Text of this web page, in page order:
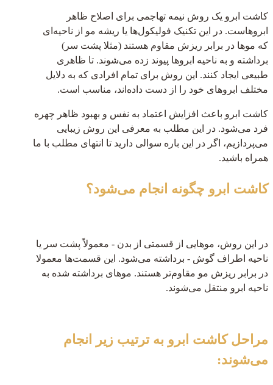
کاشت ابرو یک روش نیمه تهاجمی برای اصلاح ظاهر
ابروهاست. در این تکنیک فولیکول‌ها یا ریشه مو از ناحیه‌ای
که موها در برابر ریزش مقاوم هستند (مثلا پشت سر)
برداشته و به ناحیه ابروها پیوند زده می‌شوند. تا ظاهری
طبیعی ایجاد کنند. این روش برای تمام افرادی که به دلایل
مختلف ابروهای خود را از دست داده‌اند، مناسب است.
کاشت ابرو باعث افزایش اعتماد به نفس و بهبود ظاهر چهره
فرد می‌شود. در این مطلب به معرفی این روش زیبایی
می‌پردازیم، اگر در این باره سوالی دارید تا انتهای مطلب با ما
همراه باشید.
کاشت ابرو چگونه انجام می‌شود؟
در این روش، موهایی از قسمتی از بدن - معمولاً پشت سر یا
ناحیه اطراف گوش - برداشته می‌شود. این قسمت‌ها معمولا
در برابر ریزش مو مقاوم‌تر هستند. موهای برداشته شده به
ناحیه ابرو منتقل می‌شوند.
مراحل کاشت ابرو به ترتیب زیر انجام
می‌شوند: